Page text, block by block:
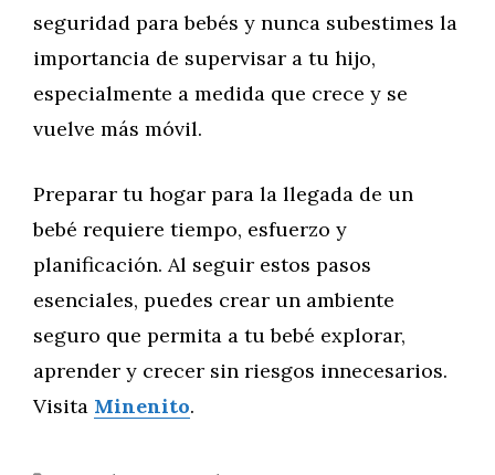
seguridad para bebés y nunca subestimes la
importancia de supervisar a tu hijo,
especialmente a medida que crece y se
vuelve más móvil.
Preparar tu hogar para la llegada de un
bebé requiere tiempo, esfuerzo y
planificación. Al seguir estos pasos
esenciales, puedes crear un ambiente
seguro que permita a tu bebé explorar,
aprender y crecer sin riesgos innecesarios.
Visita Minenito.